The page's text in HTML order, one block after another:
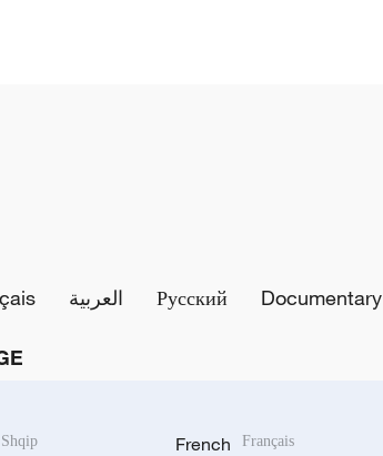
العربية Русский Documentary
Shqip French Français